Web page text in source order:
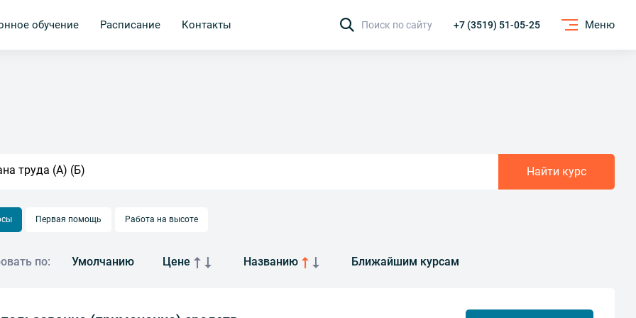
обучение Расписание Контакты Поиск по сайту +7 (3519) 51-05-25 Меню
Найти курс
Первая помощь Работа на высоте
по: Умолчанию Цене Названию Ближайшим курсам